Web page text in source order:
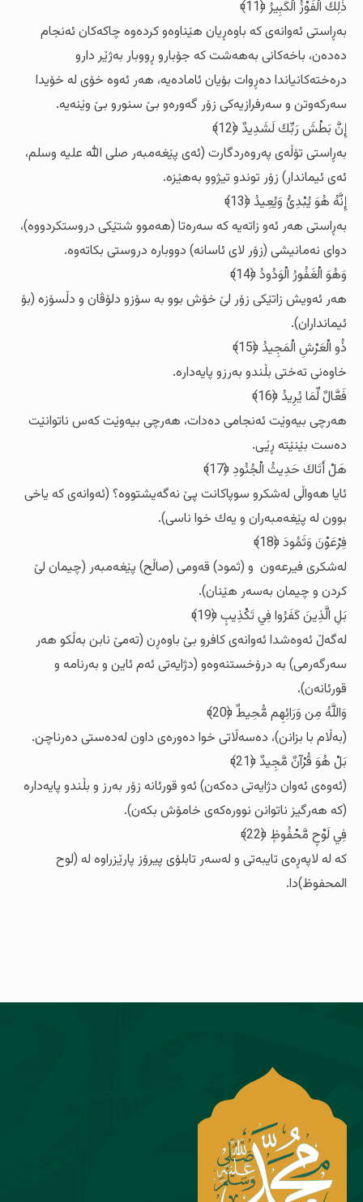
ذَلِكَ الْفَوْزُ الْكَبِيرُ ﴿11﴾
به‌ڕاستی ئه‌وانه‌ی که‌ باوه‌ڕیان هێناوه‌و کرده‌وه‌ چاکه‌کان ئه‌نجام
ده‌ده‌ن، باخه‌کانی به‌هه‌شت که‌ جۆبارو ڕووبار به‌ژێر دارو
دره‌خته‌کانیاندا ده‌ڕوات بۆیان ئاماده‌یه‌، هه‌ر ئه‌وه‌ خۆی له‌ خۆیدا
سه‌رکه‌وتن و سه‌رفرازیه‌کی زۆر گه‌وره‌و بێ سنورو بێ وێنه‌یه‌.
إِنَّ بَطْشَ رَبِّكَ لَشَدِيدٌ ﴿12﴾
به‌ڕاستی تۆڵه‌ی په‌روه‌ردگارت (ئه‌ی پێغه‌مبه‌ر صلی الله‌ علیه‌ وسلم،
ئه‌ی ئیماندار) زۆر توندو تیژوو به‌هێزه‌.
إِنَّهُ هُوَ يُبْدِئُ وَيُعِيدُ ﴿13﴾
به‌ڕاستی هه‌ر ئه‌و زاته‌یه‌ که‌ سه‌ره‌تا (هه‌موو شتێکی دروستکردووه‌)،
دوای نه‌مانیشی (زۆر لای ئاسانه‌) دووباره‌ دروستی بکاته‌وه‌.
وَهُوَ الْغَفُورُ الْوَدُودُ ﴿14﴾
هه‌ر ئه‌ویش زاتێکی زۆر لێ خۆش بوو به‌ سۆزو دلۆڤان و دڵسۆزه‌ (بۆ
ئیمانداران).
ذُو الْعَرْشِ الْمَجِيدُ ﴿15﴾
خاوه‌نی ته‌ختی بڵندو به‌رزو پایه‌داره‌.
فَعَّالٌ لِّمَا يُرِيدُ ﴿16﴾
هه‌رچی بیه‌وێت ئه‌نجامی ده‌دات، هه‌رچی بیه‌وێت که‌س ناتوانێت
ده‌ست بێنێته‌ ڕێی.
هَلْ أَتَاكَ حَدِيثُ الْجُنُودِ ﴿17﴾
ئایا هه‌واڵی له‌شکرو سوپاکانت پێ نه‌گه‌یشتووه‌؟ (ئه‌وانه‌ی که‌ یاخی
بوون له‌ پێغه‌مبه‌ران و یه‌ك خوا ناسی).
فِرْعَوْنَ وَثَمُودَ ﴿18﴾
له‌شکری فیرعه‌ون و (ثمود) قه‌ومی (صاڵح) پێغه‌مبه‌ر (چیمان لێ
کردن و چیمان به‌سه‌ر هێنان).
بَلِ الَّذِينَ كَفَرُوا فِي تَكْذِيبٍ ﴿19﴾
له‌گه‌ڵ ئه‌وه‌شدا ئه‌وانه‌ی کافرو بێ باوه‌ڕن (ته‌مێ نابن به‌ڵکو هه‌ر
سه‌رگه‌رمی) به‌ درۆخستنه‌وه‌و (دژایه‌تی ئه‌م ئاین و به‌رنامه‌ و
قورئانه‌ن).
وَاللَّهُ مِن وَرَائِهِم مُّحِيطٌ ﴿20﴾
(به‌ڵام با بزانن)، ده‌سه‌ڵاتی خوا ده‌وره‌ی داون له‌ده‌ستی ده‌رناچن.
بَلْ هُوَ قُرْآنٌ مَّجِيدٌ ﴿21﴾
(ئه‌وه‌ی ئه‌وان دژایه‌تی ده‌که‌ن) ئه‌و قورئانه‌ زۆر به‌رز و بڵندو پایه‌داره‌
(که‌ هه‌رگیز ناتوانن نووره‌که‌ی خامۆش بکه‌ن).
فِي لَوْحٍ مَّحْفُوظٍ ﴿22﴾
که‌ له‌ لاپه‌ڕه‌ی تایبه‌تی و له‌سه‌ر تابلۆی پیرۆز پارێزراوه‌ له‌ (لوح
المحفوظ)دا.